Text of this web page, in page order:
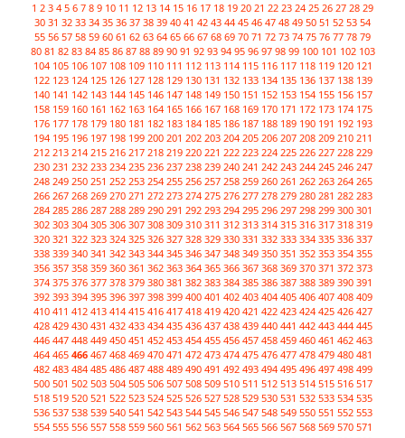
1 2 3 4 5 6 7 8 9 10 11 12 13 14 15 16 17 18 19 20 21 22 23 24 25 26 27 28 29
30 31 32 33 34 35 36 37 38 39 40 41 42 43 44 45 46 47 48 49 50 51 52 53 54
55 56 57 58 59 60 61 62 63 64 65 66 67 68 69 70 71 72 73 74 75 76 77 78 79
80 81 82 83 84 85 86 87 88 89 90 91 92 93 94 95 96 97 98 99 100 101 102 103
104 105 106 107 108 109 110 111 112 113 114 115 116 117 118 119 120 121
122 123 124 125 126 127 128 129 130 131 132 133 134 135 136 137 138 139
140 141 142 143 144 145 146 147 148 149 150 151 152 153 154 155 156 157
158 159 160 161 162 163 164 165 166 167 168 169 170 171 172 173 174 175
176 177 178 179 180 181 182 183 184 185 186 187 188 189 190 191 192 193
194 195 196 197 198 199 200 201 202 203 204 205 206 207 208 209 210 211
212 213 214 215 216 217 218 219 220 221 222 223 224 225 226 227 228 229
230 231 232 233 234 235 236 237 238 239 240 241 242 243 244 245 246 247
248 249 250 251 252 253 254 255 256 257 258 259 260 261 262 263 264 265
266 267 268 269 270 271 272 273 274 275 276 277 278 279 280 281 282 283
284 285 286 287 288 289 290 291 292 293 294 295 296 297 298 299 300 301
302 303 304 305 306 307 308 309 310 311 312 313 314 315 316 317 318 319
320 321 322 323 324 325 326 327 328 329 330 331 332 333 334 335 336 337
338 339 340 341 342 343 344 345 346 347 348 349 350 351 352 353 354 355
356 357 358 359 360 361 362 363 364 365 366 367 368 369 370 371 372 373
374 375 376 377 378 379 380 381 382 383 384 385 386 387 388 389 390 391
392 393 394 395 396 397 398 399 400 401 402 403 404 405 406 407 408 409
410 411 412 413 414 415 416 417 418 419 420 421 422 423 424 425 426 427
428 429 430 431 432 433 434 435 436 437 438 439 440 441 442 443 444 445
446 447 448 449 450 451 452 453 454 455 456 457 458 459 460 461 462 463
464 465 466 467 468 469 470 471 472 473 474 475 476 477 478 479 480 481
482 483 484 485 486 487 488 489 490 491 492 493 494 495 496 497 498 499
500 501 502 503 504 505 506 507 508 509 510 511 512 513 514 515 516 517
518 519 520 521 522 523 524 525 526 527 528 529 530 531 532 533 534 535
536 537 538 539 540 541 542 543 544 545 546 547 548 549 550 551 552 553
554 555 556 557 558 559 560 561 562 563 564 565 566 567 568 569 570 571